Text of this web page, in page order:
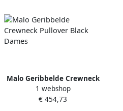
Malo Geribbelde Crewneck
Pullover Black Dames
1 webshop
€ 454,73